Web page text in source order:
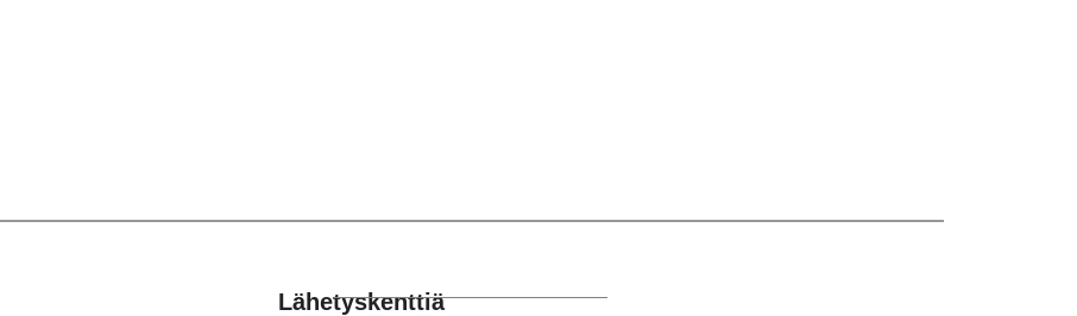
Lähetyskenttiä